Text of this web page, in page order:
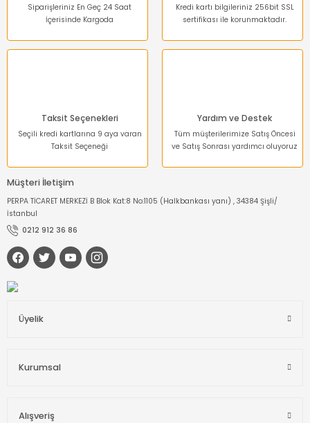
Siparişleriniz En Geç 24 Saat
İçerisinde Kargoda
Kredi kartı bilgileriniz 256bit SSL
sertifikası ile korunmaktadır.
Taksit Seçenekleri
Seçili kredi kartlarına 9 aya varan
Taksit Seçeneği
Yardım ve Destek
Tüm müşterilerimize Satış Öncesi
ve Satış Sonrası yardımcı oluyoruz
Müşteri İletişim
PERPA TİCARET MERKEZİ B Blok Kat:8 No:1105 (Halkbankası yanı) , 34384 Şişli/
İstanbul
0212 912 36 86
Üyelik
Kurumsal
Alışveriş